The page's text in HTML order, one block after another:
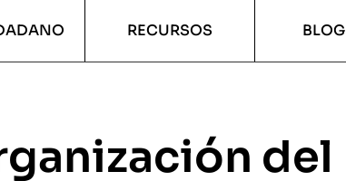
RECURSOS BLOG
del